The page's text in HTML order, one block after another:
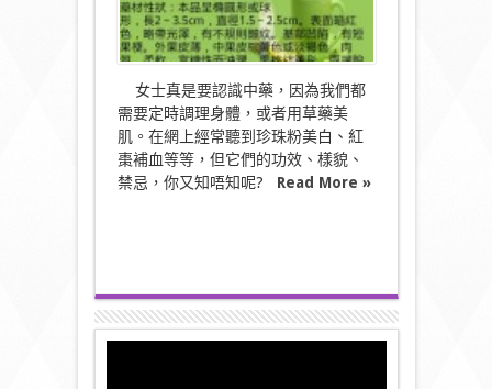
女士真是要認識中藥，因為我們都
需要定時調理身體，或者用草藥美
肌。在網上經常聽到珍珠粉美白、紅
棗補血等等，但它們的功效、樣貌、
禁忌，你又知唔知呢? Read More »